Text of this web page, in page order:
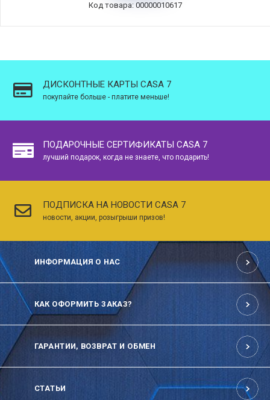
Код товара: 00000010617
ДИСКОНТНЫЕ КАРТЫ CASA 7
покупайте больше - платите меньше!
ПОДАРОЧНЫЕ СЕРТИФИКАТЫ CASA 7
лучший подарок, когда не знаете, что подарить!
ПОДПИСКА НА НОВОСТИ CASA 7
новости, акции, розыгрыши призов!
ИНФОРМАЦИЯ О НАС
КАК ОФОРМИТЬ ЗАКАЗ?
ГАРАНТИИ, ВОЗВРАТ И ОБМЕН
СТАТЬИ